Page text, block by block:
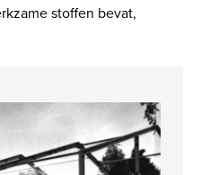
stoffen bevat,